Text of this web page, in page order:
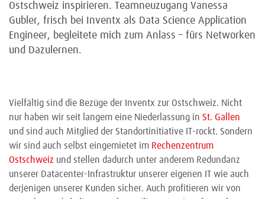
Ostschweiz inspirieren. Teamneuzugang Vanessa
Gubler, frisch bei Inventx als Data Science Application
Engineer, begleitete mich zum Anlass – fürs Networken
und Dazulernen.
Vielfältig sind die Bezüge der Inventx zur Ostschweiz. Nicht
nur haben wir seit langem eine Niederlassung in St. Gallen
und sind auch Mitglied der Standortinitiative IT-rockt. Sondern
wir sind auch selbst eingemietet im Rechenzentrum
Ostschweiz und stellen dadurch unter anderem Redundanz
unserer Datacenter-Infrastruktur unserer eigenen IT wie auch
derjenigen unserer Kunden sicher. Auch profitieren wir von